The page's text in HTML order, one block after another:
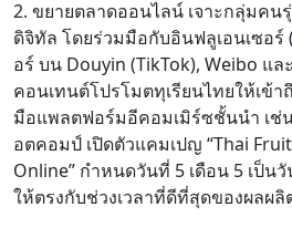
2. ขยายตลาดออนไลน์ เจาะกลุ่มค
ดิจิทัล โดยร่วมมือกับอินฟลูเอนเซอร์
อร์ บน Douyin (TikTok), Weibo แล
คอนเทนต์โปรโมตทุเรียนไทยให้เข้
มือแพลตฟอร์มอีคอมเมิร์ซชั้นนำ เช่
อตคอมป์ เปิดตัวแคมเปญ “Thai
Online” กำหนดวันที่ 5 เดือน 5 เป็น
ให้ตรงกับช่วงเวลาที่ดีที่สุดของผลผลิ